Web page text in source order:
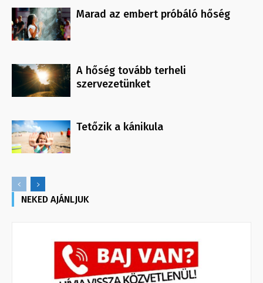
Marad az embert próbáló hőség
A hőség tovább terheli
szervezetünket
Tetőzik a kánikula
NEKED AJÁNLJUK